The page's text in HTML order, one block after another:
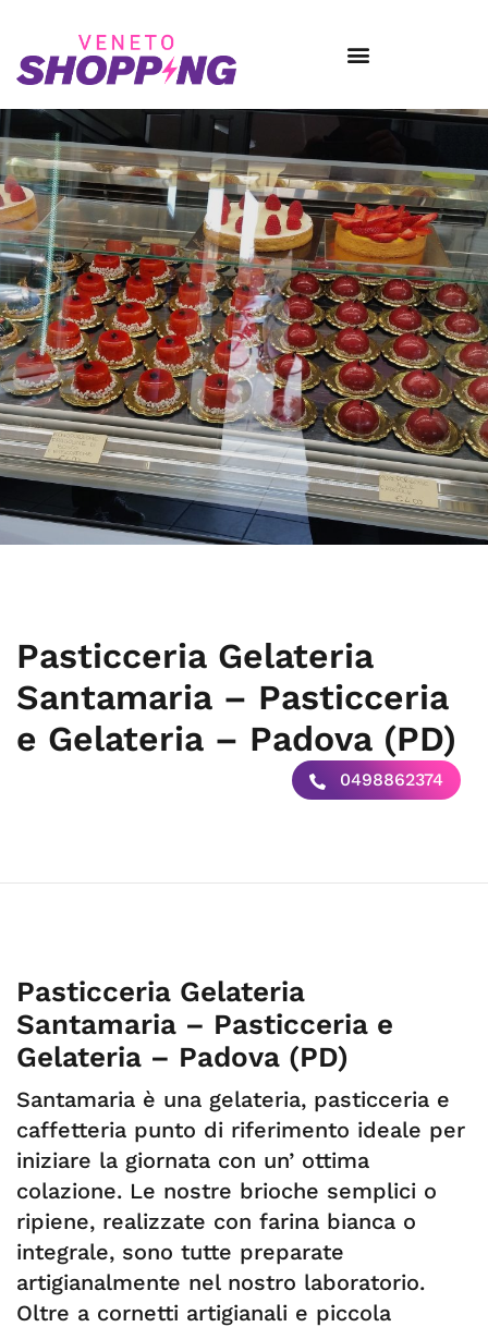
Pasticceria Gelateria
Santamaria – Pasticceria
e Gelateria – Padova (PD)
0498862374
Pasticceria Gelateria
Santamaria – Pasticceria e
Gelateria – Padova (PD)
Santamaria è una gelateria, pasticceria e
caffetteria punto di riferimento ideale per
iniziare la giornata con un’ ottima
colazione. Le nostre brioche semplici o
ripiene, realizzate con farina bianca o
integrale, sono tutte preparate
artigianalmente nel nostro laboratorio.
Oltre a cornetti artigianali e piccola